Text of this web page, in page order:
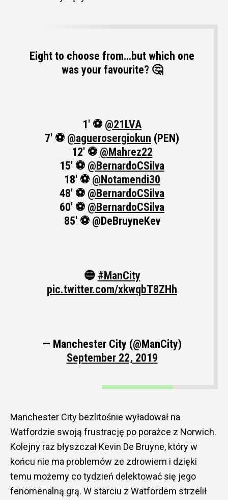
Eight to choose from…but which one
was your favourite? 🤔
1' ⚽️ @21LVA
7' ⚽️ @aguerosergiokun (PEN)
12' ⚽️ @Mahrez22
15' ⚽️ @BernardoCSilva
18' ⚽️ @Notamendi30
48' ⚽️ @BernardoCSilva
60' ⚽️ @BernardoCSilva
85' ⚽️ @DeBruyneKev
🔵 #ManCity
pic.twitter.com/xkwqbT8ZHh
— Manchester City (@ManCity)
September 22, 2019
Manchester City bezlitośnie wyładował na
Watfordzie swoją frustrację po porażce z Norwich.
Kolejny raz błyszczał Kevin De Bruyne, który w
końcu nie ma problemów ze zdrowiem i dzięki
temu możemy co tydzień delektować się jego
fenomenalną grą. W starciu z Watfordem strzelił